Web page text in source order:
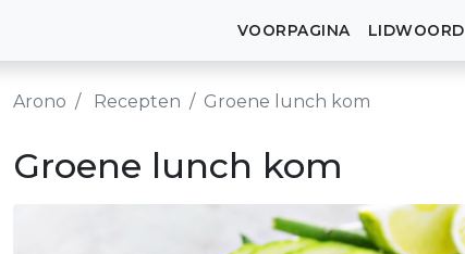
VOORPAGINA LIDWOORD
Arono Recepten Groene lunch kom
Groene lunch kom